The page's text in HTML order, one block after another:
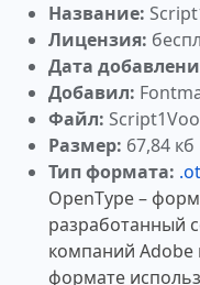
Название:
Лицензия:
Дата
Добавил:
Файл:
Размер: 67,84 кб
Тип формата:
OpenType –
разработанный
компаний
формате